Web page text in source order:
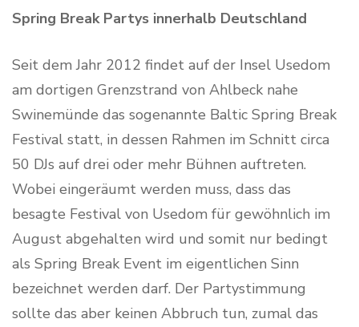
Spring Break Partys innerhalb Deutschland
Seit dem Jahr 2012 findet auf der Insel Usedom
am dortigen Grenzstrand von Ahlbeck nahe
Swinemünde das sogenannte Baltic Spring Break
Festival statt, in dessen Rahmen im Schnitt circa
50 DJs auf drei oder mehr Bühnen auftreten.
Wobei eingeräumt werden muss, dass das
besagte Festival von Usedom für gewöhnlich im
August abgehalten wird und somit nur bedingt
als Spring Break Event im eigentlichen Sinn
bezeichnet werden darf. Der Partystimmung
sollte das aber keinen Abbruch tun, zumal das